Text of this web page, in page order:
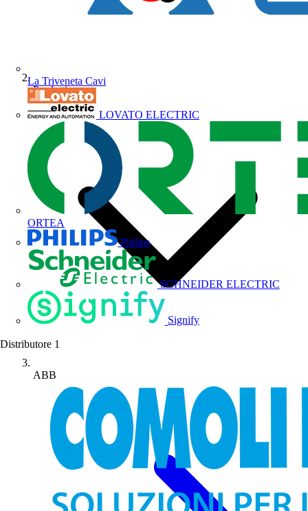
La Triveneta Cavi
LOVATO ELECTRIC
ORTEA
Philips
SCHNEIDER ELECTRIC
Signify
Distributore 1
Prodotti
ABB